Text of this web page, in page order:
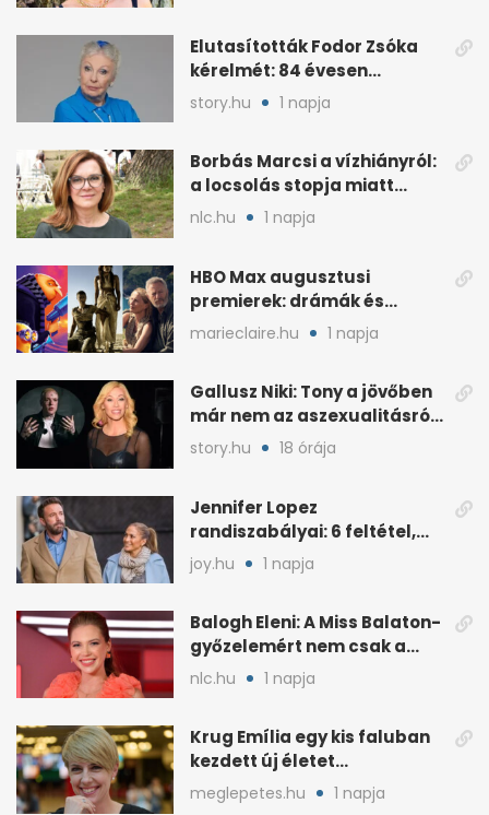
Elutasították Fodor Zsóka
kérelmét: 84 évesen
költöznie kell
story.hu 1 napja
Borbás Marcsi a vízhiányról:
a locsolás stopja miatt
támadják
nlc.hu 1 napja
HBO Max augusztusi
premierek: drámák és
családi filmek egy helyen
marieclaire.hu 1 napja
Gallusz Niki: Tony a jövőben
már nem az aszexualitásról
ír dalt
story.hu 18 órája
Jennifer Lopez
randiszabályai: 6 feltétel,
amit a párjától elvár
joy.hu 1 napja
Balogh Eleni: A Miss Balaton-
győzelemért nem csak a
külseje számított
nlc.hu 1 napja
Krug Emília egy kis faluban
kezdett új életet
szakemberrel
meglepetes.hu 1 napja